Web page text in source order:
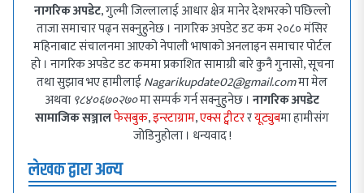
नागरिक अपडेट, गुल्मी जिल्लालाई आधार क्षेत्र मानेर देशभरको पछिल्लो
ताजा समाचार पढ्न सक्नुहुनेछ । नागरिक अपडेट डट कम २०८० मंसिर
महिनाबाट संचालनमा आएको नेपाली भाषाको अनलाइन समाचार पोर्टल
हो । नागरिक अपडेट डट कममा प्रकाशित सामाग्री बारे कुनै गुनासो, सूचना
तथा सुझाव भए हामीलाईNagarikupdate02@gmail.comमा मेल
अथवा ९८४०६७०२७०मा सम्पर्क गर्न सक्नुहुनेछ । नागरिक अपडेट
सामाजिक सञ्जालफेसबुक,इन्स्टाग्राम,एक्स ट्वीटररयूट्युबमा हामीसंग
जोडिनुहोला । धन्यवाद !
लेखक द्वारा अन्य